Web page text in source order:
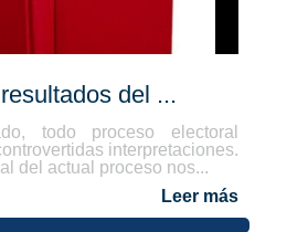
del ...
todo proceso electoral
interpretaciones.
del actual proceso nos...
Leer más